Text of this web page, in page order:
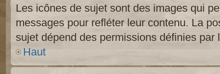
Les icônes de sujet sont des images qui
messages pour refléter leur contenu. La
sujet dépend des permissions définies par
Haut